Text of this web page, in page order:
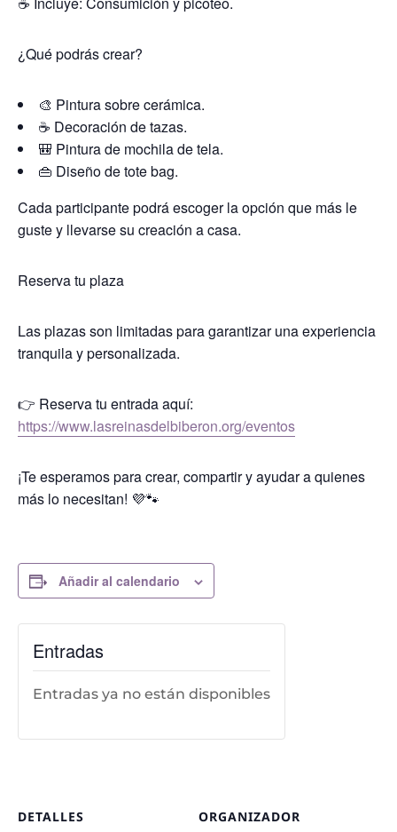
¿Qué podrás crear?
🎨 Pintura sobre cerámica.
☕ Decoración de tazas.
🎒 Pintura de mochila de tela.
👜 Diseño de tote bag.
Cada participante podrá escoger la opción que más le
guste y llevarse su creación a casa.
Reserva tu plaza
Las plazas son limitadas para garantizar una experiencia
tranquila y personalizada.
👉 Reserva tu entrada aquí:
https://www.lasreinasdelbiberon.org/eventos
¡Te esperamos para crear, compartir y ayudar a quienes
más lo necesitan! 💜🐾
Añadir al calendario
DETALLES ORGANIZADOR
Entradas
Entradas ya no están disponibles